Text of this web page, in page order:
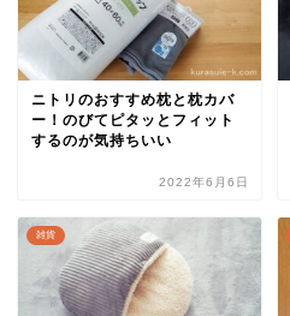
ニトリのおすすめ枕と枕カバ
ー！のびてピタッとフィット
するのが気持ちいい
2022年6月6日
雑貨